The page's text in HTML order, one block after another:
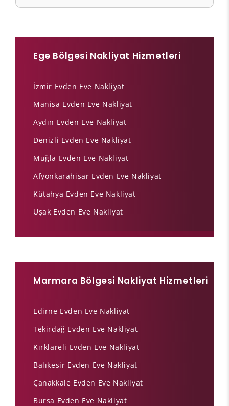
Ege Bölgesi Nakliyat Hizmetleri
İzmir Evden Eve Nakliyat
Manisa Evden Eve Nakliyat
Aydın Evden Eve Nakliyat
Denizli Evden Eve Nakliyat
Muğla Evden Eve Nakliyat
Afyonkarahisar Evden Eve Nakliyat
Kütahya Evden Eve Nakliyat
Uşak Evden Eve Nakliyat
Marmara Bölgesi Nakliyat Hizmetleri
Edirne Evden Eve Nakliyat
Tekirdağ Evden Eve Nakliyat
Kırklareli Evden Eve Nakliyat
Balıkesir Evden Eve Nakliyat
Çanakkale Evden Eve Nakliyat
Bursa Evden Eve Nakliyat